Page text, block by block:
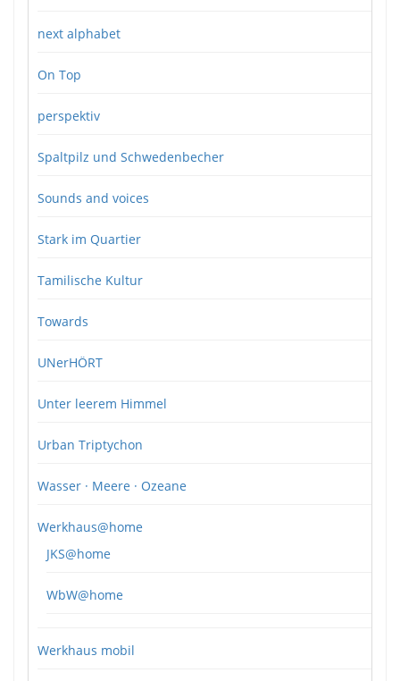
next alphabet
On Top
perspektiv
Spaltpilz und Schwedenbecher
Sounds and voices
Stark im Quartier
Tamilische Kultur
Towards
UNerHÖRT
Unter leerem Himmel
Urban Triptychon
Wasser · Meere · Ozeane
Werkhaus@home
JKS@home
WbW@home
Werkhaus mobil